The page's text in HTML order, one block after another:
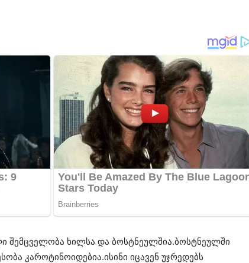
შემცველობა ხილსა და ბოსტნეულშია.ბოსტნეულში
კაროტინოიდებია.ისინი იცავენ უჯრედებს